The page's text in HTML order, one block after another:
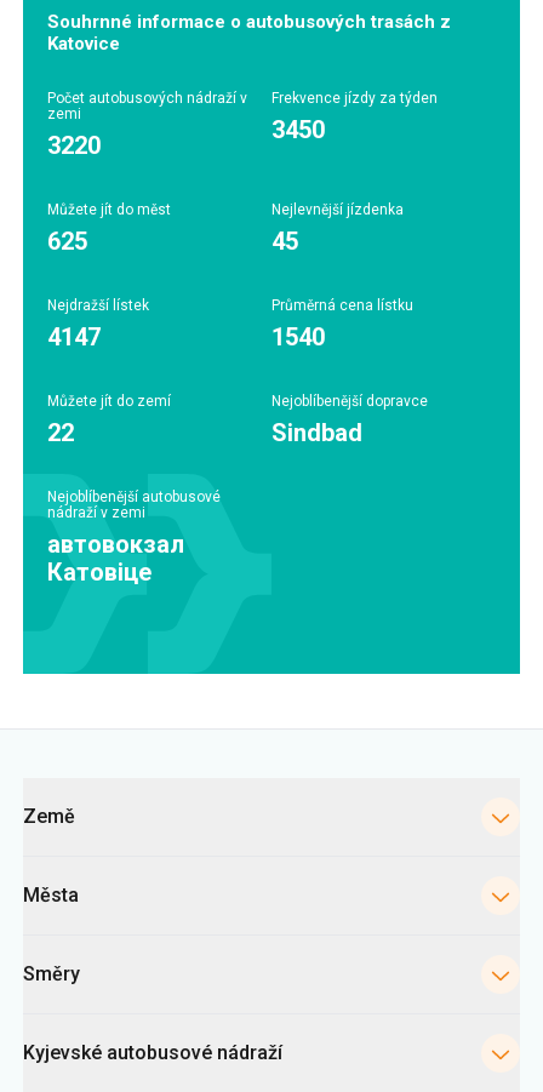
Souhrnné informace o autobusových trasách z
Katovice
Počet autobusových nádraží v
zemi
3220
Frekvence jízdy za týden
3450
Můžete jít do měst
625
Nejlevnější jízdenka
45
Nejdražší lístek
4147
Průměrná cena lístku
1540
Můžete jít do zemí
22
Nejoblíbenější dopravce
Sindbad
Nejoblíbenější autobusové
nádraží v zemi
автовокзал
Катовіце
Země
Města
Směry
Kyjevské autobusové nádraží